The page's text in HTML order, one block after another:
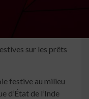
sur les prêts
festive au milieu
d’État de l’Inde